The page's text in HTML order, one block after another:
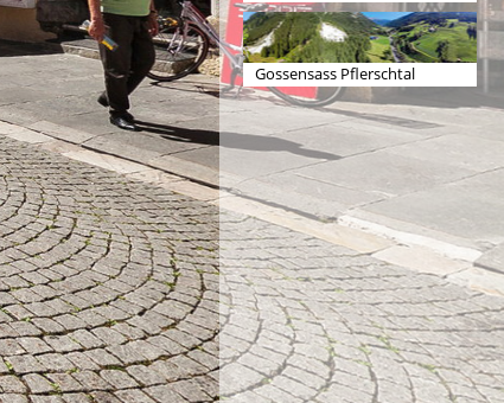
Gossensass Pflerschtal